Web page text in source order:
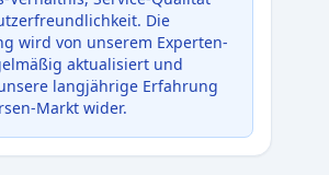
Die
wird von unserem Experten-
aktualisiert und
langjährige Erfahrung
Markt wider.